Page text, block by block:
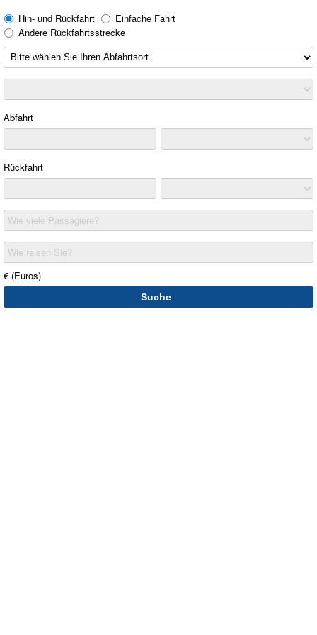
Hin- und Rückfahrt
Einfache Fahrt
Andere Rückfahrtsstrecke
Abfahrt
Rückfahrt
Wie viele Passagiere?
Wie reisen Sie?
€ (Euros)
Suche